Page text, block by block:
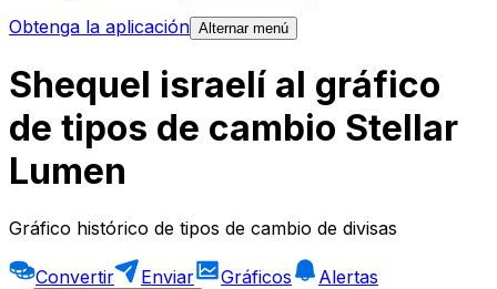
Obtenga la aplicación Alternar menú
Shequel israelí al gráfico
de tipos de cambio Stellar
Lumen
Gráfico histórico de tipos de cambio de divisas
Convertir Enviar Gráficos
Alertas